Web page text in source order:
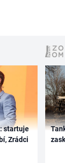
startuje
Zrádci